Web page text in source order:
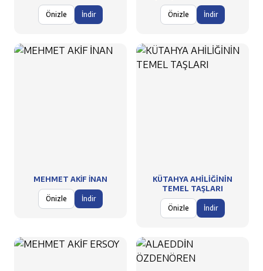
Önizle İndir Önizle İndir
MEHMET AKİF İNAN
Önizle İndir
KÜTAHYA AHİLİĞİNİN
TEMEL TAŞLARI
Önizle İndir